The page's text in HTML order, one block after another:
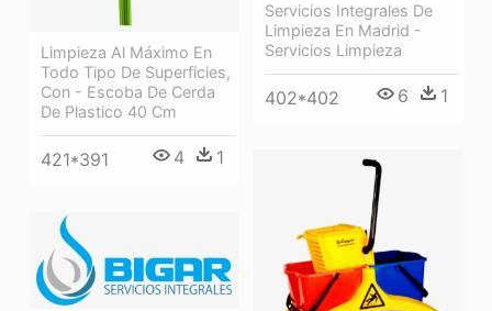
Servicios Integrales De
Limpieza En Madrid -
Servicios Limpieza
402*402 6 1
Limpieza Al Máximo En
Todo Tipo De Superficies,
Con - Escoba De Cerda
De Plastico 40 Cm
421*391 4 1